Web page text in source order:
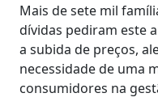
Mais de sete mil
dívidas pediram este
a subida de preços,
necessidade de uma
consumidores na